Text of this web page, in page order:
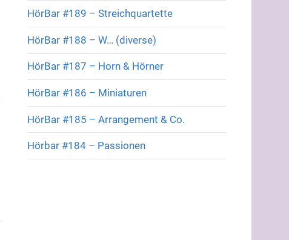
HörBar #189 – Streichquartette
HörBar #188 – W… (diverse)
HörBar #187 – Horn & Hörner
HörBar #186 – Miniaturen
HörBar #185 – Arrangement & Co.
Hörbar #184 – Passionen